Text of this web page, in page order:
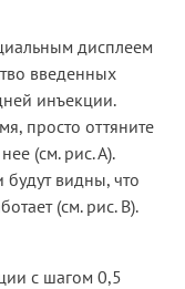
дисплеем
введенных
инъекции.
просто оттяните
(см. рис. А).
будут видны, что
(см. рис. В).
с шагом 0,5